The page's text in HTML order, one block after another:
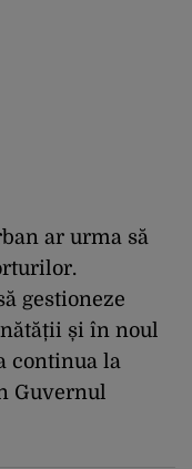
ar urma să
gestioneze
și în noul
continua la
Guvernul